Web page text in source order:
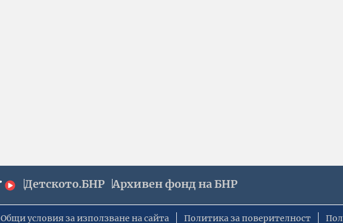
Детското.БНР Архивен фонд на БНР
Общи условия за използване на сайта Политика за поверителност